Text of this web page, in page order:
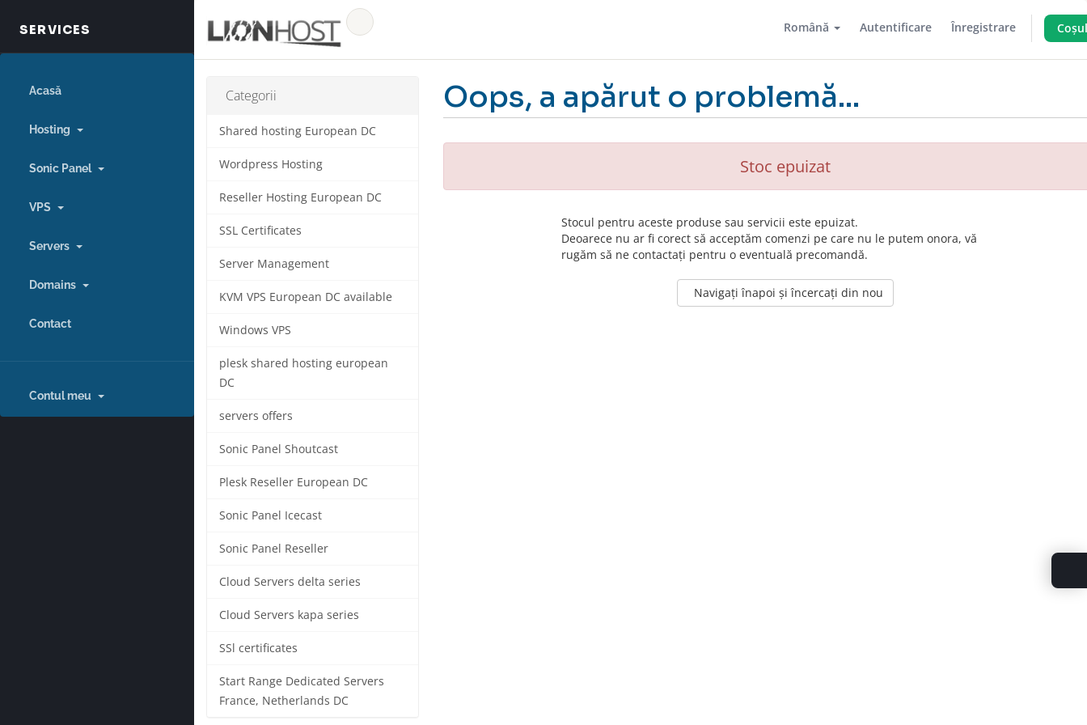
Română Autentificare Înregistrare
Acasă
Hosting
Sonic Panel
VPS
Servers
Domains
Contact
Contul meu
Categorii
Shared hosting European DC
Wordpress Hosting
Reseller Hosting European DC
SSL Certificates
Server Management
KVM VPS European DC available
Windows VPS
plesk shared hosting european
DC
servers offers
Sonic Panel Shoutcast
Plesk Reseller European DC
Sonic Panel Icecast
Sonic Panel Reseller
Cloud Servers delta series
Cloud Servers kapa series
SSl certificates
Start Range Dedicated Servers
France, Netherlands DC
Oops, a apărut o problemă...
Stoc epuizat
Stocul pentru aceste produse sau servicii este epuizat.
Deoarece nu ar fi corect să acceptăm comenzi pe care nu le putem onora, vă
rugăm să ne contactați pentru o eventuală precomandă.
Navigați înapoi și încercați din nou